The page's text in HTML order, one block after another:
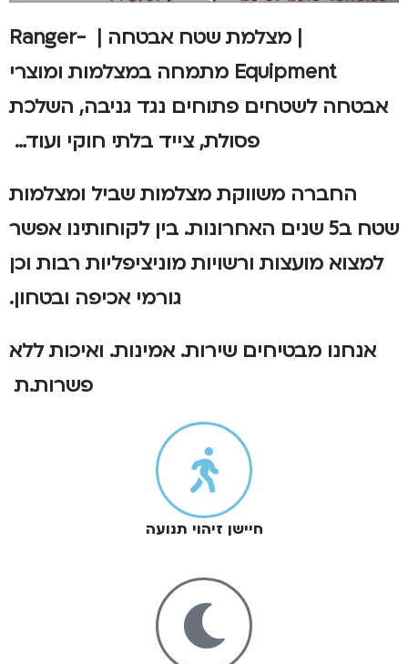
| מצלמת שטח אבטחה | Ranger-
Equipment מתמחה במצלמות ומוצרי
אבטחה לשטחים פתוחים נגד גניבה, השלכת
פסולת, צייד בלתי חוקי ועוד…
החברה משווקת מצלמות שביל ומצלמות
שטח ב5 שנים האחרונות.
בין לקוחותינו אפשר
למצוא מועצות ורשויות מוניציפליות רבות וכן
גורמי אכיפה ובטחון.
אנחנו מבטיחים שירות. אמינות. ואיכות ללא
פשרות.ת
חיישן זיהוי תנועה